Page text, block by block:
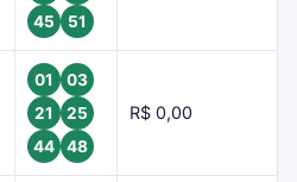
45
51
01
03
21
25
44
48
R$ 0,00